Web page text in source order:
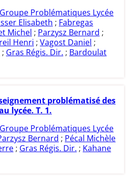
Problématiques Lycée
Elisabeth ; Fabregas
Michel ; Parzysz Bernard ;
Henri ; Vagost Daniel ;
; Gras Régis. Dir. ; Bardoulat
problématisé des
lycée. T. 1.
Problématiques Lycée
Bernard ; Pécal Michèle
; Gras Régis. Dir. ; Kahane